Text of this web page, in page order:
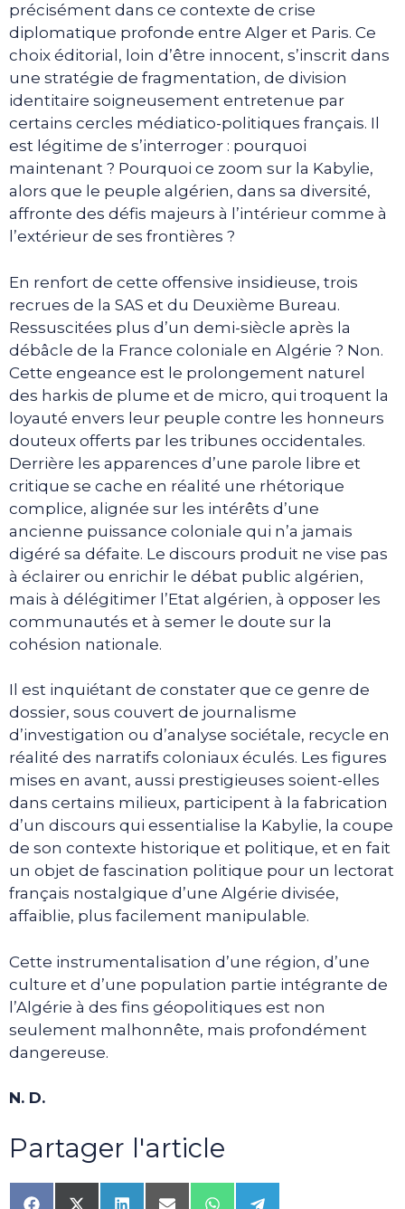
précisément dans ce contexte de crise
diplomatique profonde entre Alger et Paris. Ce
choix éditorial, loin d’être innocent, s’inscrit dans
une stratégie de fragmentation, de division
identitaire soigneusement entretenue par
certains cercles médiatico-politiques français. Il
est légitime de s’interroger : pourquoi
maintenant ? Pourquoi ce zoom sur la Kabylie,
alors que le peuple algérien, dans sa diversité,
affronte des défis majeurs à l’intérieur comme à
l’extérieur de ses frontières ?
En renfort de cette offensive insidieuse, trois
recrues de la SAS et du Deuxième Bureau.
Ressuscitées plus d’un demi-siècle après la
débâcle de la France coloniale en Algérie ? Non.
Cette engeance est le prolongement naturel
des harkis de plume et de micro, qui troquent la
loyauté envers leur peuple contre les honneurs
douteux offerts par les tribunes occidentales.
Derrière les apparences d’une parole libre et
critique se cache en réalité une rhétorique
complice, alignée sur les intérêts d’une
ancienne puissance coloniale qui n’a jamais
digéré sa défaite. Le discours produit ne vise pas
à éclairer ou enrichir le débat public algérien,
mais à délégitimer l’Etat algérien, à opposer les
communautés et à semer le doute sur la
cohésion nationale.
Il est inquiétant de constater que ce genre de
dossier, sous couvert de journalisme
d’investigation ou d’analyse sociétale, recycle en
réalité des narratifs coloniaux éculés. Les figures
mises en avant, aussi prestigieuses soient-elles
dans certains milieux, participent à la fabrication
d’un discours qui essentialise la Kabylie, la coupe
de son contexte historique et politique, et en fait
un objet de fascination politique pour un lectorat
français nostalgique d’une Algérie divisée,
affaiblie, plus facilement manipulable.
Cette instrumentalisation d’une région, d’une
culture et d’une population partie intégrante de
l’Algérie à des fins géopolitiques est non
seulement malhonnête, mais profondément
dangereuse.
N. D.
Partager l'article